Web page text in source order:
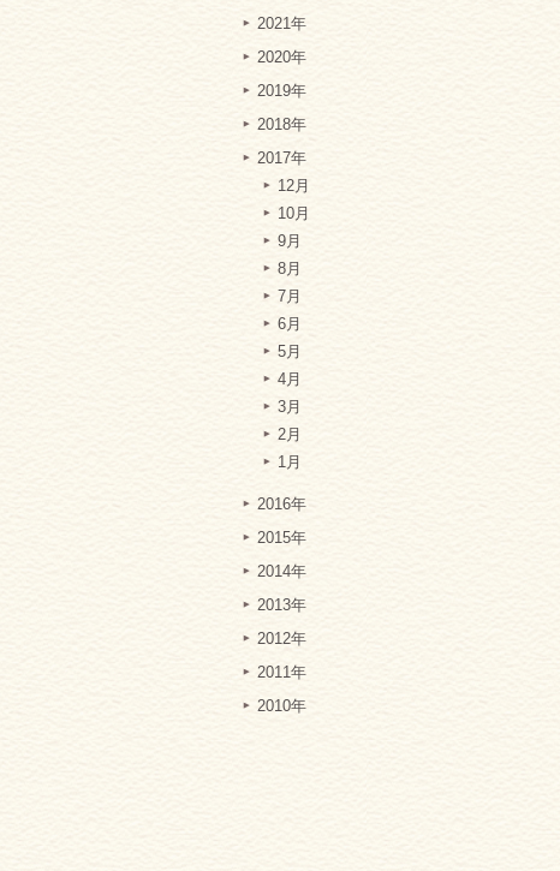
2021年
2020年
2019年
2018年
2017年
12月
10月
9月
8月
7月
6月
5月
4月
3月
2月
1月
2016年
2015年
2014年
2013年
2012年
2011年
2010年